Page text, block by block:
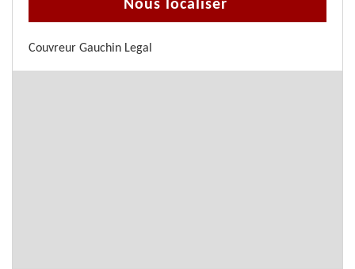
Nous localiser
Couvreur Gauchin Legal